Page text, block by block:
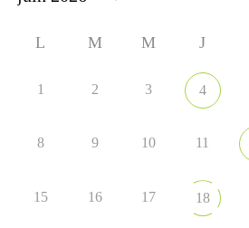
L M M J
1 2 3 4
8 9 10 11
15 16 17 18